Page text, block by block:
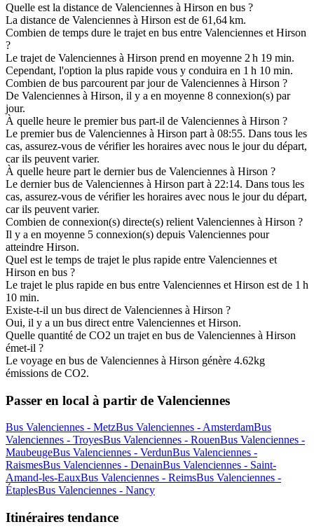
Quelle est la distance de Valenciennes à Hirson en bus ?
La distance de Valenciennes à Hirson est de 61,64 km.
Combien de temps dure le trajet en bus entre Valenciennes et Hirson
?
Le trajet de Valenciennes à Hirson prend en moyenne 2 h 19 min.
Cependant, l'option la plus rapide vous y conduira en 1 h 10 min.
Combien de bus parcourent par jour de Valenciennes à Hirson ?
De Valenciennes à Hirson, il y a en moyenne 8 connexion(s) par
jour.
À quelle heure le premier bus part-il de Valenciennes à Hirson ?
Le premier bus de Valenciennes à Hirson part à 08:55. Dans tous les
cas, assurez-vous de vérifier les horaires avec nous le jour du départ,
car ils peuvent varier.
À quelle heure part le dernier bus de Valenciennes à Hirson ?
Le dernier bus de Valenciennes à Hirson part à 22:14. Dans tous les
cas, assurez-vous de vérifier les horaires avec nous le jour du départ,
car ils peuvent varier.
Combien de connexion(s) directe(s) relient Valenciennes à Hirson ?
Il y a en moyenne 5 connexion(s) depuis Valenciennes pour
atteindre Hirson.
Quel est le temps de trajet le plus rapide entre Valenciennes et
Hirson en bus ?
Le trajet le plus rapide en bus entre Valenciennes et Hirson est de 1 h
10 min.
Existe-t-il un bus direct de Valenciennes à Hirson ?
Oui, il y a un bus direct entre Valenciennes et Hirson.
Quelle quantité de CO2 un trajet en bus de Valenciennes à Hirson
émet-il ?
Le voyage en bus de Valenciennes à Hirson génère 4.62kg
émissions de CO2.
Passer en local à partir de Valenciennes
Bus Valenciennes - MetzBus Valenciennes - AmsterdamBus
Valenciennes - TroyesBus Valenciennes - RouenBus Valenciennes -
MaubeugeBus Valenciennes - VerdunBus Valenciennes -
RaismesBus Valenciennes - DenainBus Valenciennes - Saint-
Amand-les-EauxBus Valenciennes - ReimsBus Valenciennes -
ÉtaplesBus Valenciennes - Nancy
Itinéraires tendance